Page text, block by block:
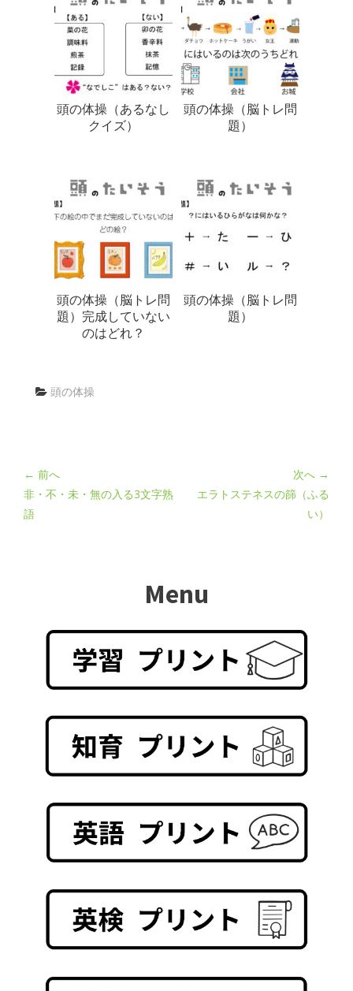
頭の体操（あるなし
クイズ）
頭の体操（脳トレ問
題）
頭の体操（脳トレ問
題）完成していない
のはどれ？
頭の体操（脳トレ問
題）
頭の体操
← 前へ
非・不・未・無の入る3文字熟
語
次へ →
エラトステネスの篩（ふる
い）
Menu